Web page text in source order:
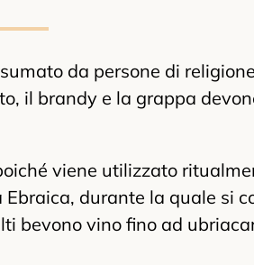
da persone di
il brandy e la grappa
viene utilizzato
durante la quale si
bevono vino fino ad